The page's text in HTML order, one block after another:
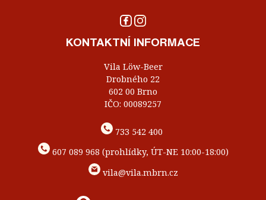
KONTAKTNÍ INFORMACE
Vila Löw-Beer
Drobného 22
602 00 Brno
IČO: 00089257
733 542 400
607 089 968 (prohlídky, ÚT-NE 10:00-18:00)
vila@vila.mbrn.cz